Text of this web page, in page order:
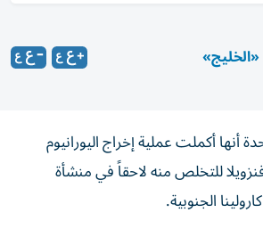
أنها أكملت عملية إخراج اليورانيوم
للتخلص منه لاحقاً في منشأة
الجنوبية.